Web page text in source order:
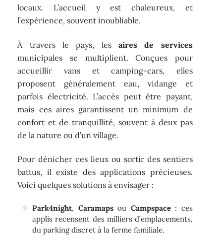
locaux. L’accueil y est chaleureux, et
l’expérience, souvent inoubliable.
À travers le pays, les aires de services
municipales se multiplient. Conçues pour
accueillir vans et camping-cars, elles
proposent généralement eau, vidange et
parfois électricité. L’accès peut être payant,
mais ces aires garantissent un minimum de
confort et de tranquillité, souvent à deux pas
de la nature ou d’un village.
Pour dénicher ces lieux ou sortir des sentiers
battus, il existe des applications précieuses.
Voici quelques solutions à envisager :
Park4night, Caramapsou Campspace: ces
applis recensent des milliers d’emplacements,
du parking discret à la ferme familiale.